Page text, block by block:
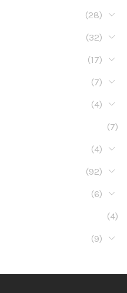
(28)
(32)
(17)
(7)
(4)
(7)
(4)
(92)
(6)
(4)
(9)